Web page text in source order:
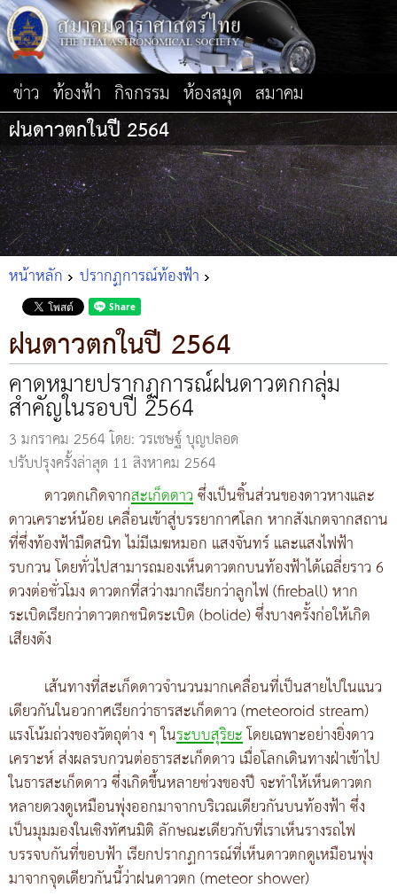
ข่าว ท้องฟ้า กิจกรรม ห้องสมุด สมาคม
ฝนดาวตกในปี 2564
หน้าหลัก ปรากฏการณ์ท้องฟ้า
ฝนดาวตกในปี 2564
คาดหมายปรากฏการณ์ฝนดาวตกกลุ่ม
สำคัญในรอบปี 2564
3 มกราคม 2564โดย: วรเชษฐ์ บุญปลอด
ปรับปรุงครั้งล่าสุด 11 สิงหาคม 2564
ดาวตกเกิดจากสะเก็ดดาวซึ่งเป็นชิ้นส่วนของดาวหางและ
ดาวเคราะห์น้อย เคลื่อนเข้าสู่บรรยากาศโลก หากสังเกตจากสถาน
ที่ซึ่งท้องฟ้ามืดสนิท ไม่มีเมฆหมอก แสงจันทร์ และแสงไฟฟ้า
รบกวน โดยทั่วไปสามารถมองเห็นดาวตกบนท้องฟ้าได้เฉลี่ยราว 6
ดวงต่อชั่วโมง ดาวตกที่สว่างมากเรียกว่าลูกไฟ (fireball) หาก
ระเบิดเรียกว่าดาวตกชนิดระเบิด (bolide) ซึ่งบางครั้งก่อให้เกิด
เสียงดัง
เส้นทางที่สะเก็ดดาวจำนวนมากเคลื่อนที่เป็นสายไปในแนว
เดียวกันในอวกาศเรียกว่าธารสะเก็ดดาว (meteoroid stream)
แรงโน้มถ่วงของวัตถุต่าง ๆ ในระบบสุริยะโดยเฉพาะอย่างยิ่งดาว
เคราะห์ ส่งผลรบกวนต่อธารสะเก็ดดาว เมื่อโลกเดินทางฝ่าเข้าไป
ในธารสะเก็ดดาว ซึ่งเกิดขึ้นหลายช่วงของปี จะทำให้เห็นดาวตก
หลายดวงดูเหมือนพุ่งออกมาจากบริเวณเดียวกันบนท้องฟ้า ซึ่ง
เป็นมุมมองในเชิงทัศนมิติ ลักษณะเดียวกับที่เราเห็นรางรถไฟ
บรรจบกันที่ขอบฟ้า เรียกปรากฏการณ์ที่เห็นดาวตกดูเหมือนพุ่ง
มาจากจุดเดียวกันนี้ว่าฝนดาวตก (meteor shower)